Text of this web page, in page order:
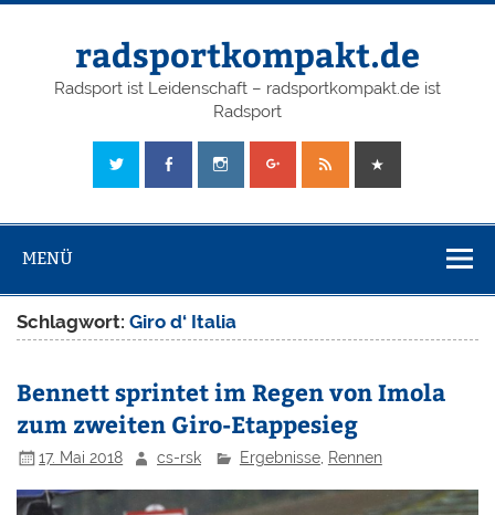
radsportkompakt.de
Radsport ist Leidenschaft – radsportkompakt.de ist
Radsport
MENÜ
Schlagwort:Giro d‘ Italia
Bennett sprintet im Regen von Imola
zum zweiten Giro-Etappesieg
17. Mai 2018 cs-rsk Ergebnisse, Rennen